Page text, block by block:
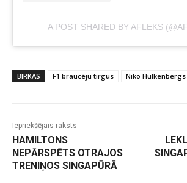
A POST SHARED BY AFLEKS
BIRKAS F1 braucēju tirgus Niko Hulkenbergs
Iepriekšējais raksts
HAMILTONS
NEPĀRSPĒTS OTRAJOS
TRENIŅOS SINGAPŪRĀ